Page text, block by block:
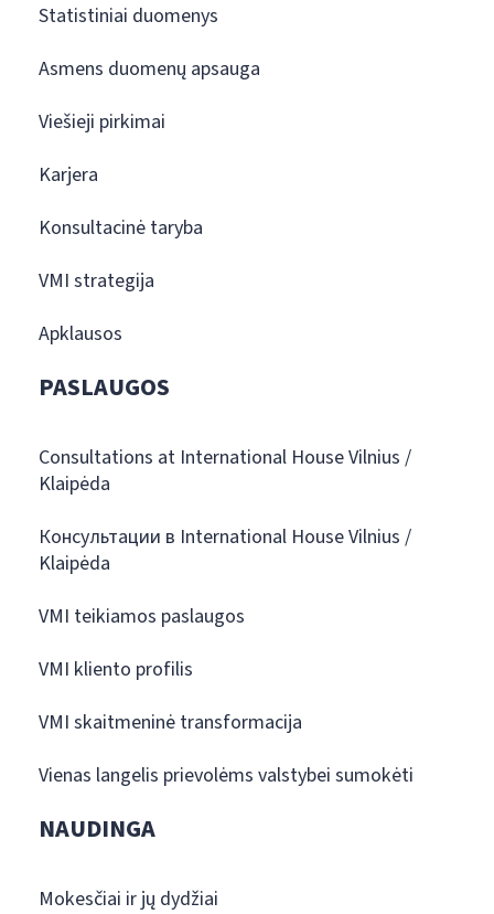
Statistiniai duomenys
Asmens duomenų apsauga
Viešieji pirkimai
Karjera
Konsultacinė taryba
VMI strategija
Apklausos
PASLAUGOS
Consultations at International House Vilnius /
Klaipėda
Консультации в International House Vilnius /
Klaipėda
VMI teikiamos paslaugos
VMI kliento profilis
VMI skaitmeninė transformacija
Vienas langelis prievolėms valstybei sumokėti
NAUDINGA
Mokesčiai ir jų dydžiai